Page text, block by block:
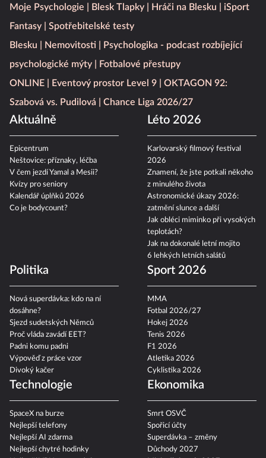
Moje Psychologie Blesk Tlapky Hráči na Blesku
iSport
Fantasy
Spotřebitelské testy
Blesku
Nemovitosti
Psychologika - podcast rozbíjející
psychologické mýty
Fotbalové přestupy
ONLINE
Eventový prostor Level 9
OKTAGON 92:
Szabová vs. Pudilová
Chance Liga 2026/27
Aktuálně
Epicentrum
Neštovice: příznaky, léčba
V čem jezdí Yamal a Mesii?
Kvízy pro seniory
Kalendář úplňků 2026
Co je bodycount?
Léto 2026
Karlovarský filmový festival
2026
Znamení, že jste potkali někoho
z minulého života
Astronomické úkazy 2026:
zatmění slunce a další
Jak obléci miminko při vysokých
teplotách?
Jak na dokonalé letní mojito
6 lehkých letních salátů
Politika
Nová superdávka: kdo na ní
dosáhne?
Sjezd sudetských Němců
Proč vláda zavádí EET?
Padni komu padni
Výpověď z práce vzor
Divoký kačer
Sport 2026
MMA
Fotbal 2026/27
Hokej 2026
Tenis 2026
F1 2026
Atletika 2026
Cyklistika 2026
Technologie
SpaceX na burze
Nejlepší telefony
Nejlepší AI zdarma
Nejlepší chytré hodinky
Ekonomika
Smrt OSVČ
Spořicí účty
Superdávka – změny
Důchody 2027